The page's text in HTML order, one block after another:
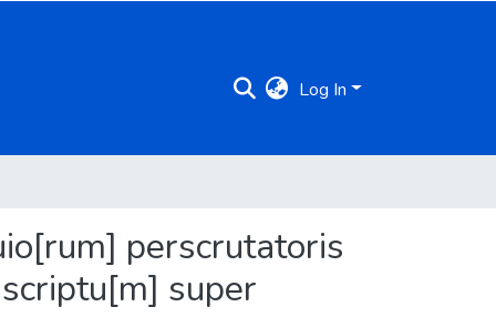
Log In
perscrutatoris
super